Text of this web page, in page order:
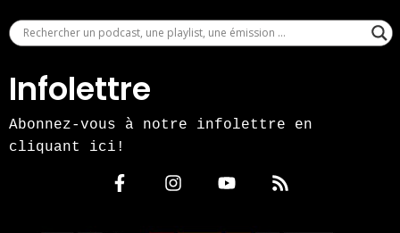
Infolettre
Abonnez-vous à notre infolettre en
cliquant ici!